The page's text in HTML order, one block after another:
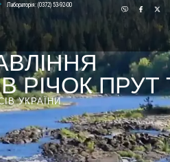
Лабораторія: (0372) 53-92-00
РІЧОК ПРУТ
УКРАЇНИ